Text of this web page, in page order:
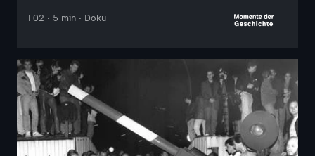
F02 · 5 min · Doku